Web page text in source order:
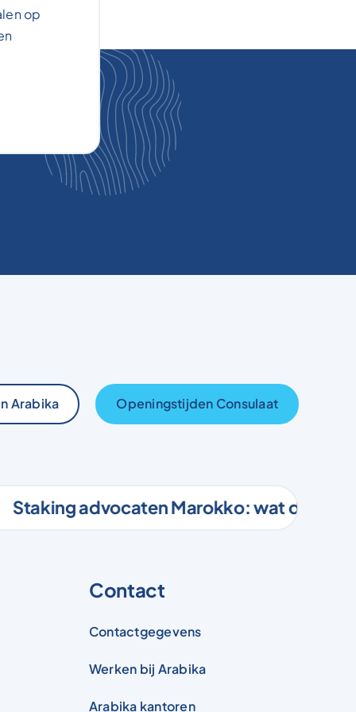
op
Arabika Openingstijden Consulaat
Staking advocaten Marokko: wat dit
Contact
Contactgegevens
Werken bij Arabika
Arabika kantoren